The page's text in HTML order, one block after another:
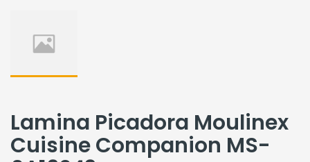
Lamina Picadora Moulinex
Cuisine Companion MS-